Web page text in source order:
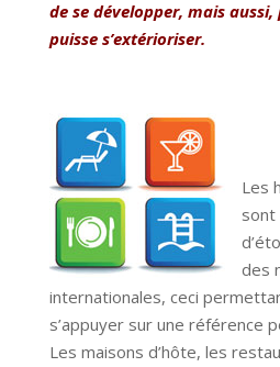
de se développer, mais
puisse s’extérioriser.
Les
sont
des
internationales, ceci
s’appuyer sur une référence
Les maisons d’hôte, les